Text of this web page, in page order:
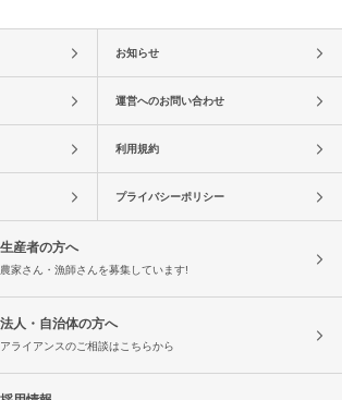
お知らせ
運営へのお問い合わせ
利用規約
プライバシーポリシー
生産者の方へ
農家さん・漁師さんを募集しています!
法人・自治体の方へ
アライアンスのご相談はこちらから